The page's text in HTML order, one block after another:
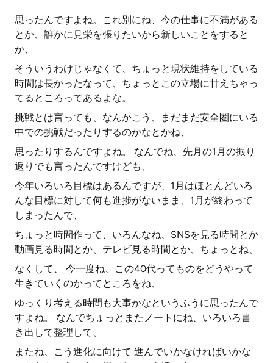
思ったんですよね。これ別にね、今の仕事に不満がある
とか、誰かに見栄を張りたいから新しいことをすると
か、
そういうわけじゃなくて、ちょっと現状維持をしている
時間は長かったなって、ちょっとこの立場に甘えちゃっ
てるところってあるよな。
挑戦とは言っても、なんかこう、まだまだ安全圏にいる
中での挑戦だったりするのかなとかね、
思ったりするんですよね。 なんでね、先月の1月の振り
返りでも言ったんですけども、
今年いろいろ目標はあるんですが、1月はほとんどいろ
んな目標に対して何も進捗がないまま、1月が終わって
しまったんで、
ちょっと時間作って、いろんなね、SNSを見る時間とか
動画見る時間とか、テレビ見る時間とか、ちょっとね、
なくして、 今一度ね、この40代ってものをどうやって
生きていくのかってところをね、
ゆっくり考える時間も大事かなというふうに思ったんで
すよね。 なんでちょっとまたノートにね、いろいろ書
き出して整理して、
またね、こう進化に向けて 進んでいかなければいかな